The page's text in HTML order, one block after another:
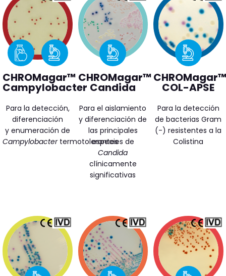
CHROMagar™
Campylobacter
Para la detección,
diferenciación
y enumeración de
Campylobactertermotolerantes
CHROMagar™
Candida
Para el aislamiento
y diferenciación de
las principales
especies de
Candida
clínicamente
significativas
COL-APSE
Para la detección
de bacterias Gram
(-) resistentes a la
Colistina